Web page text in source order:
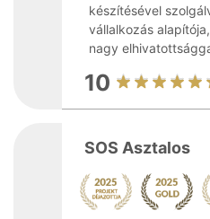
készítésével
vállalkozás
nagy
10
SOS Asztalos